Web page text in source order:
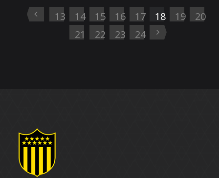
13 14 15 16 17 18 19
20
21
22 23 24